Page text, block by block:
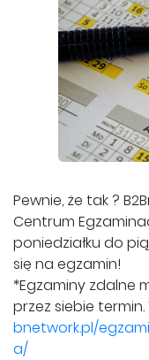
Pewnie, że tak ?
Centrum
poniedziałku do
się na egzamin!
*Egzaminy zdalne
przez siebie
bnetwork.pl/
a/